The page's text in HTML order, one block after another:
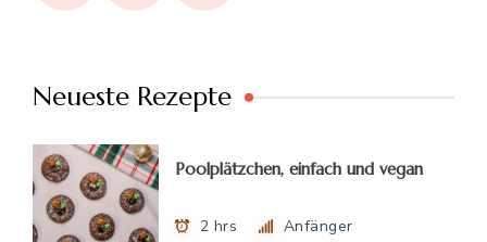
Neueste Rezepte
Poolplätzchen, einfach und vegan
2 hrs Anfänger